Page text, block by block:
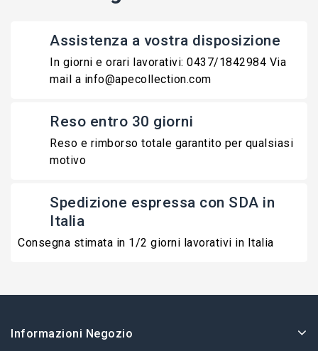
Assistenza a vostra disposizione
In giorni e orari lavorativi: 0437/1842984 Via
mail a info@apecollection.com
Reso entro 30 giorni
Reso e rimborso totale garantito per qualsiasi
motivo
Spedizione espressa con SDA in
Italia
Consegna stimata in 1/2 giorni lavorativi in Italia
Informazioni Negozio